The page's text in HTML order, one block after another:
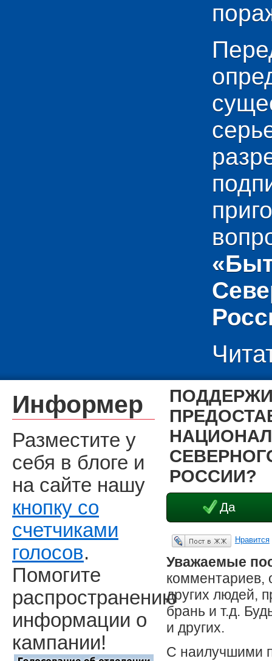
РОССИИ?
Да
Опубликовать в ЖЖ Нравится
Уважаемые
комментариев,
других людей,
брань и т.д.
и других.
С наилучшими
Информер
Разместите у
себя в блоге и
на сайте нашу
кнопку со
счетчиками
голосов.
Помогите
распространению
информации о
кампании!